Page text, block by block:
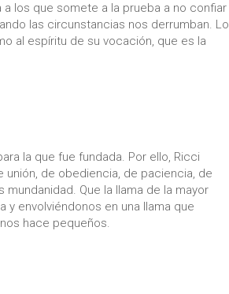
a los que somete a la prueba a no confiar
las circunstancias nos derrumban. Lo
al espíritu de su vocación, que es la
la que fue fundada. Por ello, Ricci
de obediencia, de paciencia, de
Que la llama de la mayor
envolviéndonos en una llama que
hace pequeños.